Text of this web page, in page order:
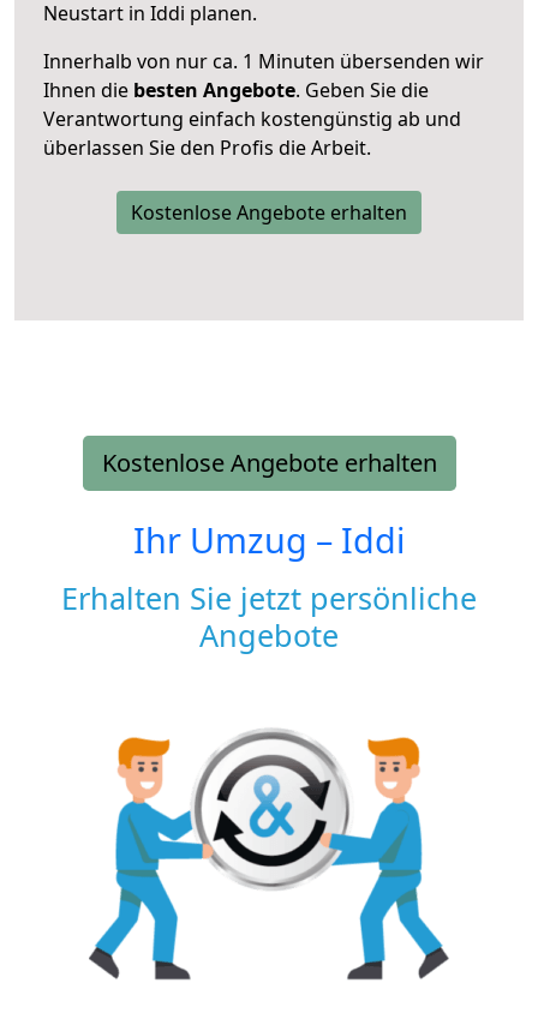
Neustart in Iddi planen.
Innerhalb von nur ca. 1 Minuten übersenden wir
Ihnen die besten Angebote. Geben Sie die
Verantwortung einfach kostengünstig ab und
überlassen Sie den Profis die Arbeit.
Kostenlose Angebote erhalten
Kostenlose Angebote erhalten
Ihr Umzug – Iddi
Erhalten Sie jetzt persönliche
Angebote